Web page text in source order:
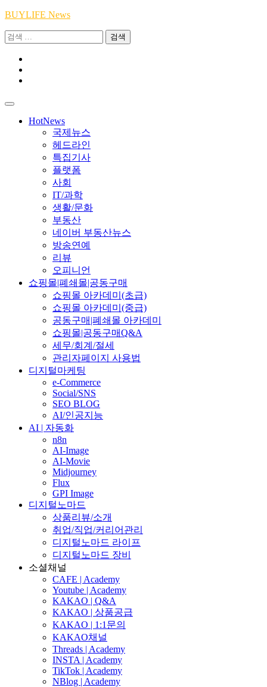
Skip
content
BUYLIFE News
검
HotNews
국제뉴스
헤드라인
특집기사
플랫폼
사회
IT/과학
생활/문화
부동산
네이버 부동산뉴스
방송연예
리뷰
오피니언
쇼핑몰|폐쇄몰|공동구매
쇼핑몰 아카데미(초급)
쇼핑몰 아카데미(중급)
공동구매|폐쇄몰 아카데미
쇼핑몰|공동구매Q&A
세무/회계/절세
관리자페이지 사용법
디지털마케팅
e-Commerce
Social/SNS
SEO BLOG
AI/인공지능
AI | 자동화
n8n
AI-Image
AI-Movie
Midjourney
Flux
GPI Image
디지털노마드
상품리뷰/소개
취업/직업/커리어관리
디지털노마드 라이프
디지털노마드 장비
소셜채널
CAFE | Academy
Youtube | Academy
KAKAO | Q&A
KAKAO | 상품공급
KAKAO | 1:1문의
KAKAO채널
Threads | Academy
INSTA | Academy
TikTok | Academy
NBlog | Academy